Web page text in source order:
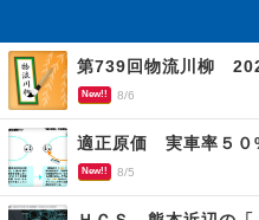
第739回物流川柳
New!! 8/6
New!! 8/5